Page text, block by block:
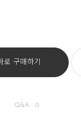
로 구매하기
Q&A 0